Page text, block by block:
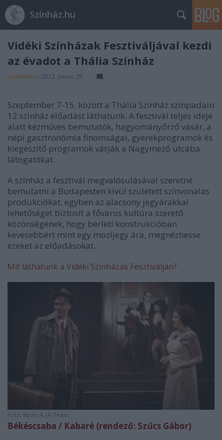
Színház.hu
Vidéki Színházak Fesztiváljával kezdi
az évadot a Thália Színház
szinhazhu • 2012. június 29.
Szeptember 7-15. között a Thália Színház színpadain
12 színház előadást láthatunk. A fesztivál teljes ideje
alatt kézműves bemutatók, hagyományőrző vásár, a
népi gasztronómia finomságai, gyerekprogramok és
kiegészítő programok várják a Nagymező utcába
látogatókat.
A színház a fesztivál megvalósulásával szeretné
bemutatni a Budapesten kívül született színvonalas
produkciókat, egyben az alacsony jegyárakkal
lehetőséget biztosít a főváros kultúra szerető
közönségének, hogy bérleti konstrukcióban
kevesebbért mint egy mozijegy ára, megnézhesse
ezeket az előadásokat.
Mit láthatunk a Vidéki Színházak Fesztiválján?
Fotó: Nyári A./A-Team
Békéscsaba / Kabaré (rendező: Szűcs Gábor)